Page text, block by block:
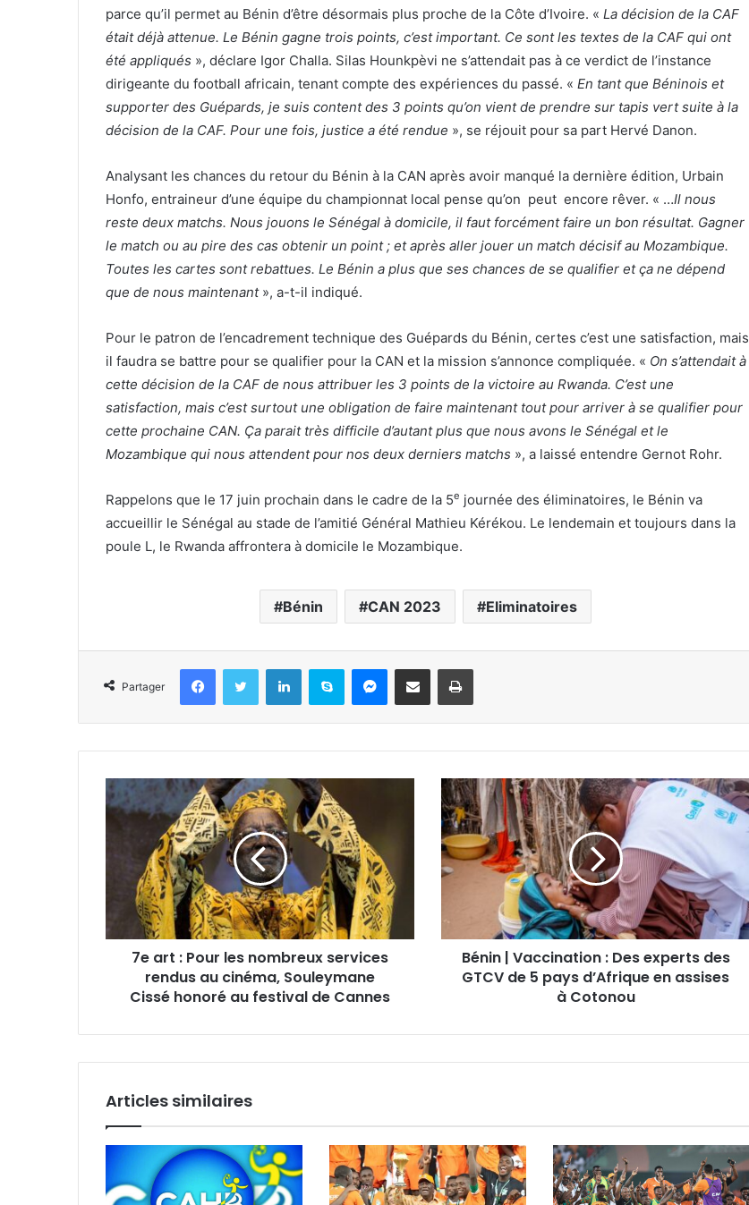
parce qu’il permet au Bénin d’être désormais plus proche de la Côte d’Ivoire. « La décision de la CAF
était déjà attenue. Le Bénin gagne trois points, c’est important. Ce sont les textes de la CAF qui ont
été appliqués », déclare Igor Challa. Silas Hounkpèvi ne s’attendait pas à ce verdict de l’instance
dirigeante du football africain, tenant compte des expériences du passé. « En tant que Béninois et
supporter des Guépards, je suis content des 3 points qu’on vient de prendre sur tapis vert suite à la
décision de la CAF. Pour une fois, justice a été rendue », se réjouit pour sa part Hervé Danon.
Analysant les chances du retour du Bénin à la CAN après avoir manqué la dernière édition, Urbain
Honfo, entraineur d’une équipe du championnat local pense qu’on peut encore rêver. « …Il nous
reste deux matchs. Nous jouons le Sénégal à domicile, il faut forcément faire un bon résultat. Gagner
le match ou au pire des cas obtenir un point ; et après aller jouer un match décisif au Mozambique.
Toutes les cartes sont rebattues. Le Bénin a plus que ses chances de se qualifier et ça ne dépend
que de nous maintenant», a-t-il indiqué.
Pour le patron de l’encadrement technique des Guépards du Bénin, certes c’est une satisfaction, mais
il faudra se battre pour se qualifier pour la CAN et la mission s’annonce compliquée. « On s’attendait à
cette décision de la CAF de nous attribuer les 3 points de la victoire au Rwanda. C’est une
satisfaction, mais c’est surtout une obligation de faire maintenant tout pour arriver à se qualifier pour
cette prochaine CAN. Ça parait très difficile d’autant plus que nous avons le Sénégal et le
Mozambique qui nous attendent pour nos deux derniers matchs », a laissé entendre Gernot Rohr.
Rappelons que le 17 juin prochain dans le cadre de la 5e journée des éliminatoires, le Bénin va
accueillir le Sénégal au stade de l’amitié Général Mathieu Kérékou. Le lendemain et toujours dans la
poule L, le Rwanda affrontera à domicile le Mozambique.
Bénin CAN 2023 Eliminatoires
Partager
7e art : Pour les nombreux services
rendus au cinéma, Souleymane
Cissé honoré au festival de Cannes
Bénin | Vaccination : Des experts des
GTCV de 5 pays d’Afrique en assises
à Cotonou
Articles similaires